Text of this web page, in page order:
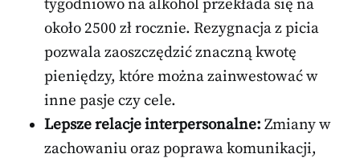
tygodniowo na alkohol przekłada się na
około 2500 zł rocznie. Rezygnacja z picia
pozwala zaoszczędzić znaczną kwotę
pieniędzy, które można zainwestować w
inne pasje czy cele.
Lepsze relacje interpersonalne: Zmiany w
zachowaniu oraz poprawa komunikacji,